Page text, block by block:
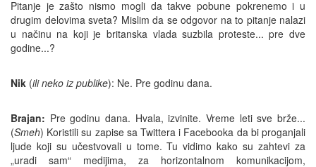
Pitanje je zašto nismo mogli da takve pobune pokrenemo i u
drugim delovima sveta? Mislim da se odgovor na to pitanje nalazi
u načinu na koji je britanska vlada suzbila proteste... pre dve
godine...?
Nik (ili neko iz publike): Ne. Pre godinu dana.
Brajan: Pre godinu dana. Hvala, izvinite. Vreme leti sve brže...
(Smeh) Koristili su zapise sa Twittera i Facebooka da bi proganjali
ljude koji su učestvovali u tome. Tu vidimo kako su zahtevi za
„uradi sam“ medijima, za horizontalnom komunikacijom,